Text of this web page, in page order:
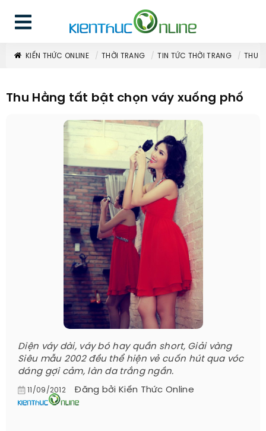
KIẾN THỨC ONLINE THỜI TRANG TIN TỨC THỜI TRANG THU
Thu Hằng tất bật chọn váy xuống phố
Diện váy dài, váy bó hay quần short, Giải vàng
Siêu mẫu 2002 đều thể hiện vẻ cuốn hút qua vóc
dáng gợi cảm, làn da trắng ngần.
11/09/2012 Đăng bởi Kiến Thức Online